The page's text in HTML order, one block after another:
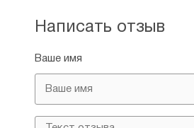
Написать отзыв
Ваше имя